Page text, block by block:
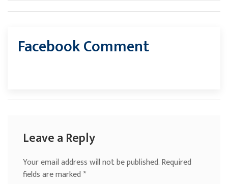
Facebook Comment
Leave a Reply
Your email address will not be published.Required
fields are marked*